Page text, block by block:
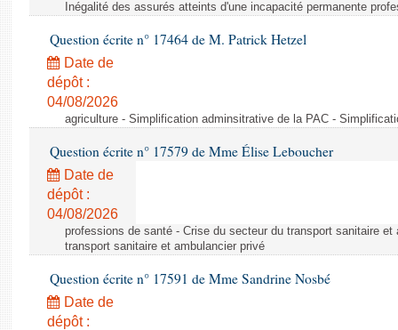
Dossiers législatifs
Budget et sécurité sociale
Questions écrites et orales
Comptes rendus des débats
Inégalité des assurés atteints d'une incapacité permanente
Question écrite n° 17464 de M. Patrick Hetzel
Date de
dépôt :
04/08/2026
agriculture - Simplification adminsitrative de la PAC -
Question écrite n° 17579 de Mme Élise Leboucher
Date de
dépôt :
04/08/2026
professions de santé - Crise du secteur du transport sanitaire
transport sanitaire et ambulancier privé
Question écrite n° 17591 de Mme Sandrine Nosbé
Date de
dépôt :